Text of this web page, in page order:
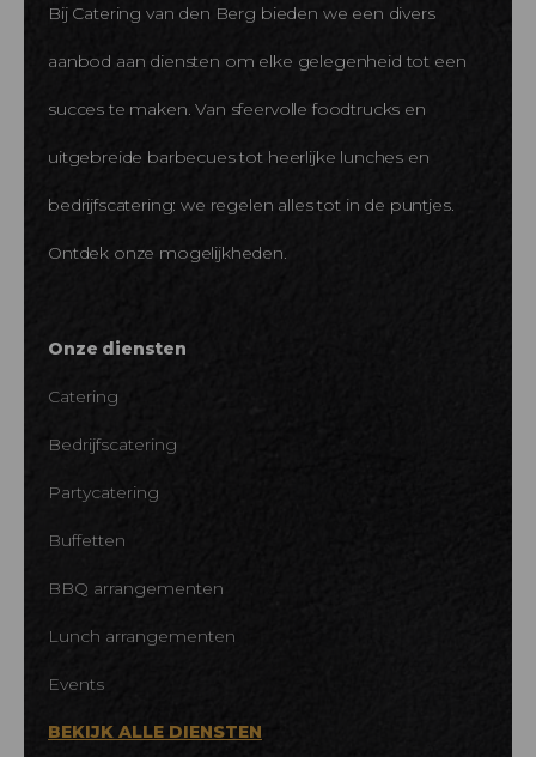
Bij Catering van den Berg bieden we een divers
aanbod aan diensten om elke gelegenheid tot een
succes te maken. Van sfeervolle foodtrucks en
uitgebreide barbecues tot heerlijke lunches en
bedrijfscatering: we regelen alles tot in de puntjes.
Ontdek onze mogelijkheden.
Onze diensten
Catering
Bedrijfscatering
Partycatering
Buffetten
BBQ arrangementen
Lunch arrangementen
Events
BEKIJK ALLE DIENSTEN